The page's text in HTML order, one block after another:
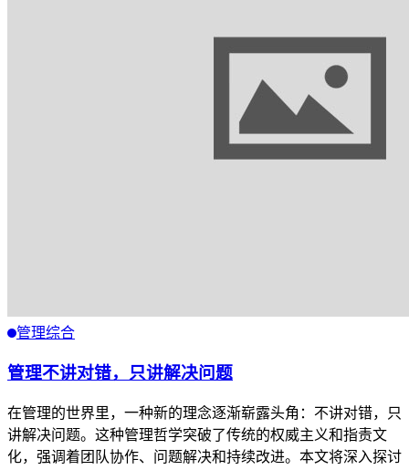
管理综合
管理不讲对错，只讲解决问题
在管理的世界里，一种新的理念逐渐崭露头角：不讲对错，只
讲解决问题。这种管理哲学突破了传统的权威主义和指责文
化，强调着团队协作、问题解决和持续改进。本文将深入探讨